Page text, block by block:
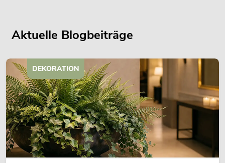
EUROLITE Set LED KLS Laser Bar FX +
M-3 Boxenhochständer
Aktuelle Blogbeiträge
DEKORATION